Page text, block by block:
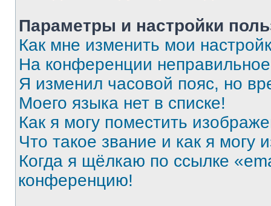
Параметры и настройки
Как мне изменить мои
На конференции
Я изменил часовой пояс, но
Моего языка нет в списке!
Как я могу поместить
Что такое звание и как я могу
Когда я щёлкаю по ссылке
конференцию!